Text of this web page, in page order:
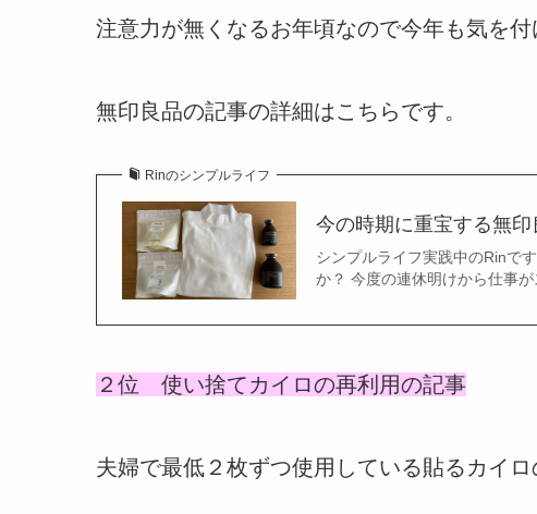
注意力が無くなるお年頃なので今年も気を付
無印良品の記事の詳細はこちらです。
Rinのシンプルライフ
今の時期に重宝する無
シンプルライフ実践中のRinで
か？ 今度の連休明けから仕事
２位 使い捨てカイロの再利用の記事
夫婦で最低２枚ずつ使用している貼るカイ